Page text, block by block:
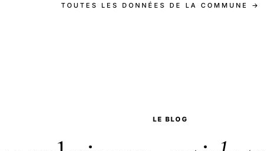
TOUTES LES DONNÉES DE LA COMMUNE →
LE BLOG